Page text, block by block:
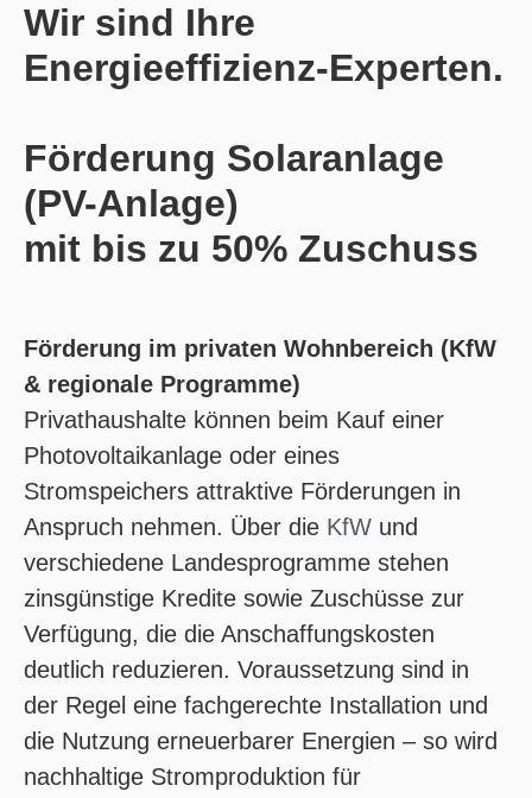
Wir sind Ihre
Energieeffizienz-Experten.
Förderung Solaranlage
(PV-Anlage)
mit bis zu 50% Zuschuss
Förderung im privaten Wohnbereich (KfW
& regionale Programme)
Privathaushalte können beim Kauf einer
Photovoltaikanlage oder eines
Stromspeichers attraktive Förderungen in
Anspruch nehmen. Über die KfW und
verschiedene Landesprogramme stehen
zinsgünstige Kredite sowie Zuschüsse zur
Verfügung, die die Anschaffungskosten
deutlich reduzieren. Voraussetzung sind in
der Regel eine fachgerechte Installation und
die Nutzung erneuerbarer Energien – so wird
nachhaltige Stromproduktion für